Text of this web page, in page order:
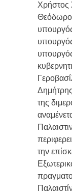
Χρήστος
της
την